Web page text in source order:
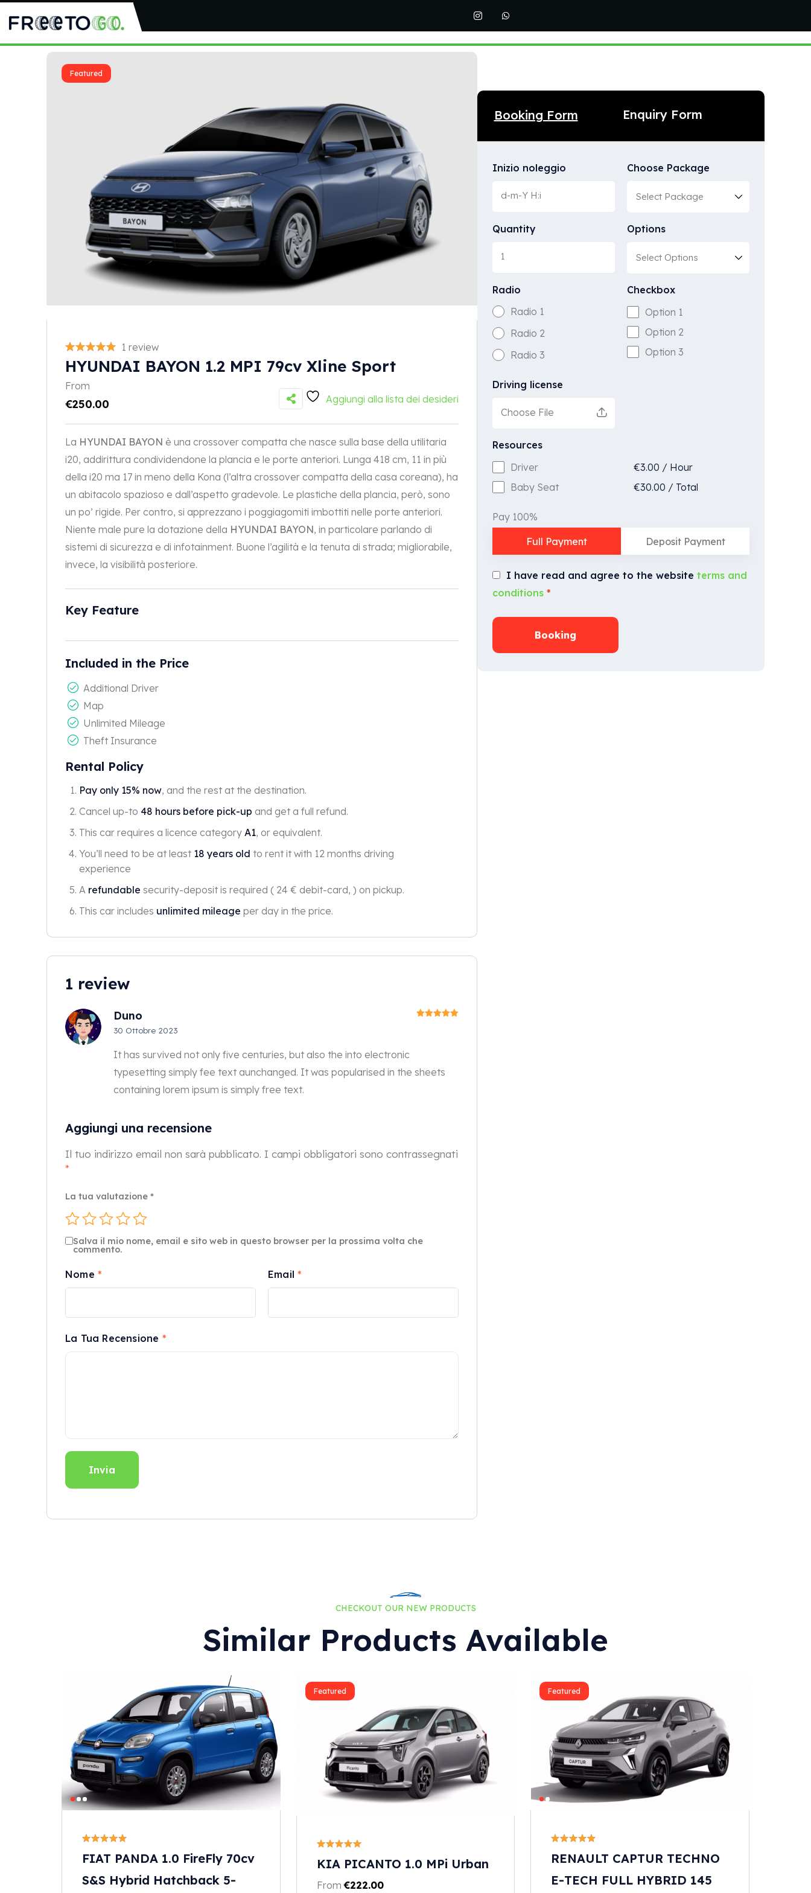
Featured
1 review
HYUNDAI BAYON 1.2 MPI 79cv Xline Sport
From
€250.00 Aggiungi alla lista dei desideri
La HYUNDAI BAYON è una crossover compatta che nasce sulla base della utilitaria
i20, addirittura condividendone la plancia e le porte anteriori. Lunga 418 cm, 11 in più
della i20 ma 17 in meno della Kona (l’altra crossover compatta della casa coreana), ha
un abitacolo spazioso e dall’aspetto gradevole. Le plastiche della plancia, però, sono
un po’ rigide. Per contro, si apprezzano i poggiagomiti imbottiti nelle porte anteriori.
Niente male pure la dotazione della HYUNDAI BAYON, in particolare parlando di
sistemi di sicurezza e di infotainment. Buone l’agilità e la tenuta di strada; migliorabile,
invece, la visibilità posteriore.
Key Feature
Included in the Price
Additional Driver
Map
Unlimited Mileage
Theft Insurance
Rental Policy
Pay only 15% now, and the rest at the destination.
Cancel up-to 48 hours before pick-up and get a full refund.
This car requires a licence category A1, or equivalent.
You’ll need to be at least 18 years old to rent it with 12 months driving
experience
A refundable security-deposit is required ( 24 € debit-card, ) on pickup.
This car includes unlimited mileage per day in the price.
1 review
Duno
30 Ottobre 2023
It has survived not only five centuries, but also the into electronic
typesetting simply fee text aunchanged. It was popularised in the sheets
containing lorem ipsum is simply free text.
Aggiungi una recensione
Il tuo indirizzo email non sarà pubblicato. I campi obbligatori sono contrassegnati
*
La tua valutazione *
La Tua Recensione *
Nome * Email*
Salva il mio nome, email e sito web in questo browser per la prossima volta che
commento.
Booking Form Enquiry Form
Inizio noleggio Choose Package
Quantity Options
Radio
Radio 1
Radio 2
Radio 3
Checkbox
Option 1
Option 2
Option 3
Driving license
Choose File
Resources
Driver
€3.00 / Hour
Baby Seat
€30.00 / Total
Pay 100%
Full Payment Deposit Payment
I have read and agree to the website terms and
conditions *
Booking
CHECKOUT OUR NEW PRODUCTS
Similar Products Available
FIAT PANDA 1.0 FireFly 70cv
S&S Hybrid Hatchback 5-
Featured
KIA PICANTO 1.0 MPi Urban
From€222.00
Featured
RENAULT CAPTUR TECHNO
E-TECH FULL HYBRID 145